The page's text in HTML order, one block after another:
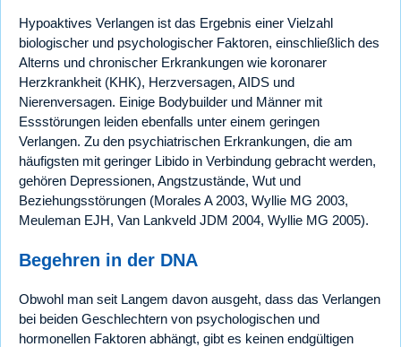
Hypoaktives Verlangen ist das Ergebnis einer Vielzahl
biologischer und psychologischer Faktoren, einschließlich des
Alterns und chronischer Erkrankungen wie koronarer
Herzkrankheit (KHK), Herzversagen, AIDS und
Nierenversagen. Einige Bodybuilder und Männer mit
Essstörungen leiden ebenfalls unter einem geringen
Verlangen. Zu den psychiatrischen Erkrankungen, die am
häufigsten mit geringer Libido in Verbindung gebracht werden,
gehören Depressionen, Angstzustände, Wut und
Beziehungsstörungen (Morales A 2003, Wyllie MG 2003,
Meuleman EJH, Van Lankveld JDM 2004, Wyllie MG 2005).
Begehren in der DNA
Obwohl man seit Langem davon ausgeht, dass das Verlangen
bei beiden Geschlechtern von psychologischen und
hormonellen Faktoren abhängt, gibt es keinen endgültigen